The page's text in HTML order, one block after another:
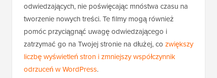
odwiedzających, nie poświęcając mnóstwa czasu na
tworzenie nowych treści. Te filmy mogą również
pomóc przyciągnąć uwagę odwiedzającego i
zatrzymać go na Twojej stronie na dłużej, co zwiększy
liczbę wyświetleń stron i zmniejszy współczynnik
odrzuceń w WordPress.